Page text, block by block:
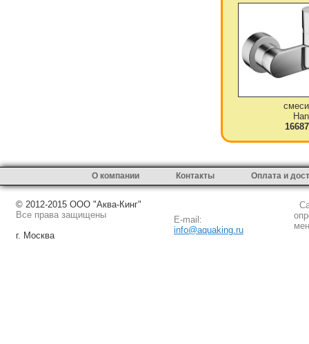
О компании Контакты Оплата и
© 2012-2015 ООО "Аква-Кинг"
Все права защищены
г. Москва
E-mail:
info@aquaking.ru